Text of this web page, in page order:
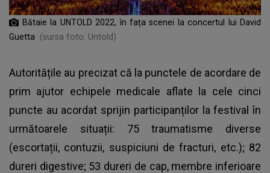
Bătaie la UNTOLD 2022, în fața scenei la concertul lui David
Guetta
(sursa foto: Untold)
Autoritățile au precizat că la punctele de acordare de
prim ajutor echipele medicale aflate la cele cinci
puncte au acordat sprijin participanților la festival în
următoarele situații: 75 traumatisme diverse
(escortații, contuzii, suspiciuni de fracturi, etc.); 82
dureri digestive; 53 dureri de cap, membre inferioare